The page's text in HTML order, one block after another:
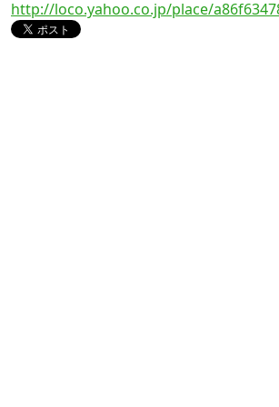
http://loco.yahoo.co.jp/place/